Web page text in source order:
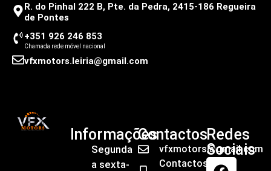
R. do Pinhal 222 B, Pte. da Pedra, 2415-186 Regueira
de Pontes
+351 926 246 853
Chamada rede móvel nacional
vfxmotors.leiria@gmail.com
Informações
Segunda
a sexta-
Contactos
vfxmotors@gmail.com
Contactos
Redes
Sociais